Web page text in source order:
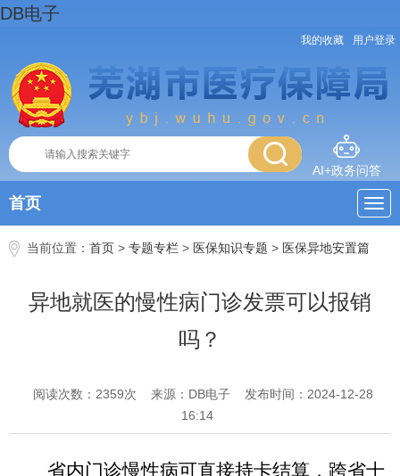
DB电子
我的收藏 用户登录
AI+政务问答
首页
当前位置： 首页 > 专题专栏 > 医保知识专题 > 医保异地安置篇
异地就医的慢性病门诊发票可以报销
吗？
阅读次数： 2359次 来源：DB电子
发布时间：2024-12-28
16:14
省内门诊慢性病可直接持卡结算，跨省十